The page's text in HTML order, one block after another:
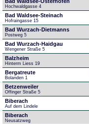
Hochwaldgasse 4
Bad Waldsee-Steinach
Hofraingasse 15
Bad Wurzach-Dietmanns
Postweg 5
Bad Wurzach-Haidgau
Wengener Straße 5
Balzheim
Hinterm Liess 19
Bergatreute
Bolanden 1
Betzenweiler
Offinger Straße 5
Biberach
Auf dem Lindele
Biberach
Neusatzweg